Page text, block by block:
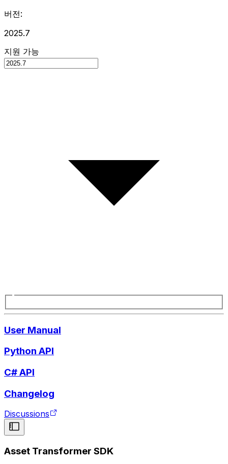
버전:
2025.7
지원 가능
User Manual
Python API
C# API
Changelog
Discussions
Asset Transformer SDK